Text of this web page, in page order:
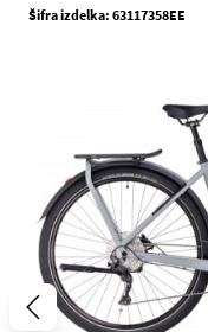
Šifra izdelka: 63117358EE